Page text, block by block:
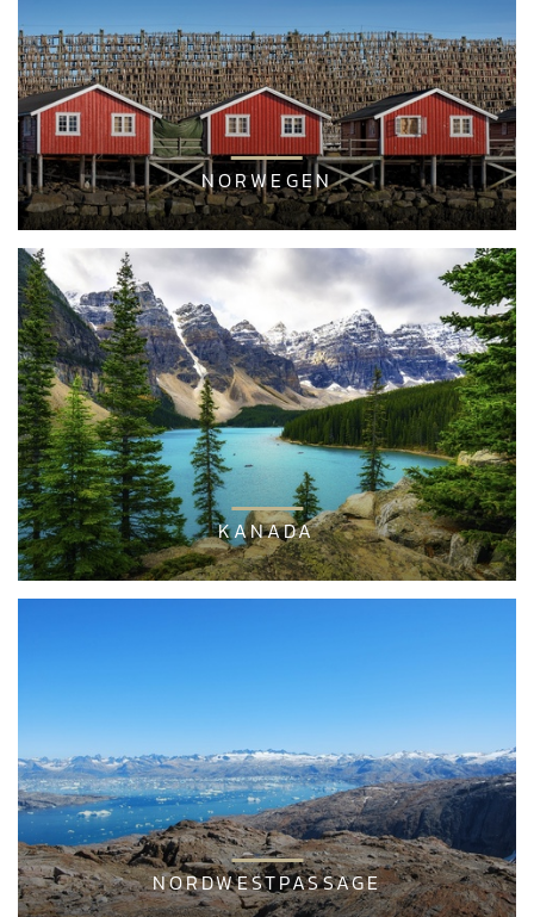
NORWEGEN
KANADA
NORDWESTPASSAGE